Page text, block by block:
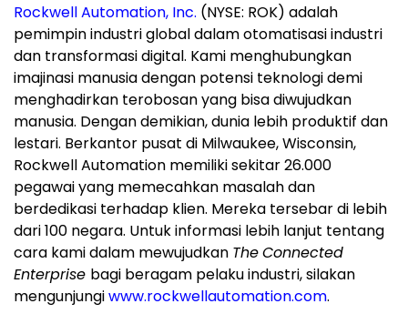
Rockwell Automation, Inc. (NYSE: ROK) adalah
pemimpin industri global dalam otomatisasi industri
dan transformasi digital. Kami menghubungkan
imajinasi manusia dengan potensi teknologi demi
menghadirkan terobosan yang bisa diwujudkan
manusia. Dengan demikian, dunia lebih produktif dan
lestari. Berkantor pusat di Milwaukee, Wisconsin,
Rockwell Automation memiliki sekitar 26.000
pegawai yang memecahkan masalah dan
berdedikasi terhadap klien. Mereka tersebar di lebih
dari 100 negara. Untuk informasi lebih lanjut tentang
cara kami dalam mewujudkan TheConnected
Enterprise bagi beragam pelaku industri, silakan
mengunjungiwww.rockwellautomation.com.